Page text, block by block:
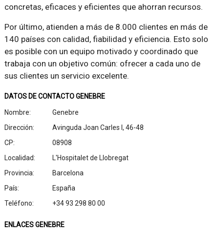
concretas, eficaces y eficientes que ahorran recursos.
Por último, atienden a más de 8.000 clientes en más de
140 países con calidad, fiabilidad y eficiencia. Esto solo
es posible con un equipo motivado y coordinado que
trabaja con un objetivo común: ofrecer a cada uno de
sus clientes un servicio excelente.
DATOS DE CONTACTO GENEBRE
Nombre:
Genebre
Dirección:
Avinguda Joan Carles I, 46-48
CP:
08908
Localidad:
L'Hospitalet de Llobregat
Provincia:
Barcelona
País:
España
Teléfono:
+34 93 298 80 00
ENLACES GENEBRE